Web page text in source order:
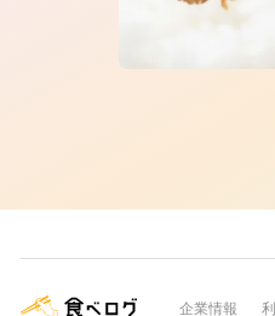
企業情報